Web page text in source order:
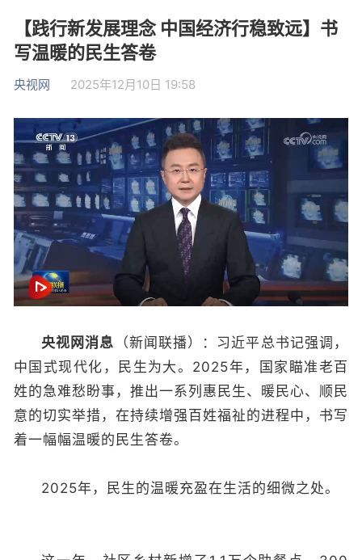
【践行新发展理念 中国经济行稳致远】书
写温暖的民生答卷
央视网 2025年12月10日 19:58
央视网消息 （新闻联播）：习近平总书记强调，
中国式现代化，民生为大。2025年，国家瞄准老百
姓的急难愁盼事，推出一系列惠民生、暖民心、顺民
意的切实举措，在持续增强百姓福祉的进程中，书写
着一幅幅温暖的民生答卷。
2025年，民生的温暖充盈在生活的细微之处。